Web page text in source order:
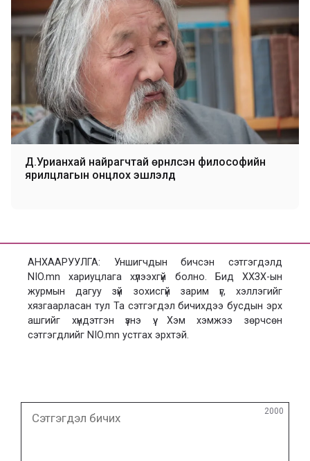
Д.Урианхай найрагчтай өрнүүлсэн философийн
ярилцлагын онцлох эшлэлүүд
АНХААРУУЛГА: Уншигчдын бичсэн сэтгэгдэлд
NIO.mn хариуцлага хүлээхгүй болно. Бид ХХЗХ-ын
журмын дагуу зүй зохисгүй зарим үг, хэллэгийг
хязгаарласан тул Та сэтгэгдэл бичихдээ бусдын эрх
ашгийг хүндэтгэн үзнэ үү. Хэм хэмжээ зөрчсөн
сэтгэгдлийг NIO.mn устгах эрхтэй.
бичих
2000